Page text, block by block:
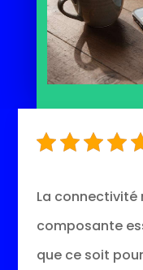
La connectivité
composante
que ce soit